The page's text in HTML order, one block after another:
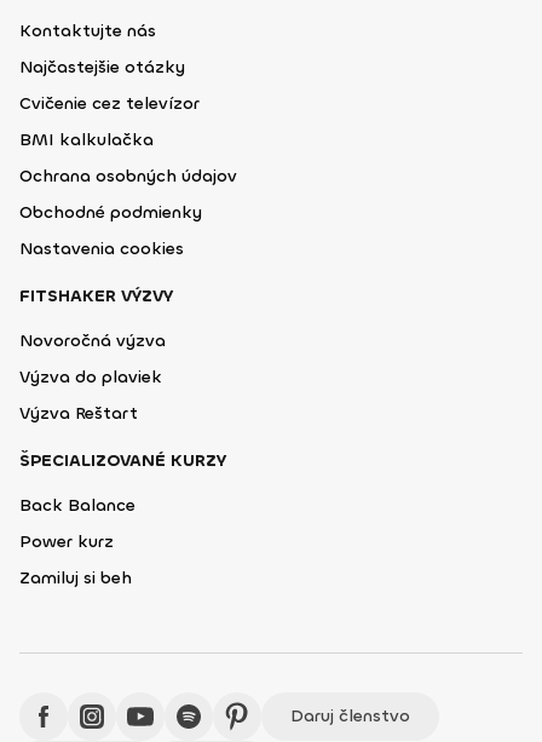
Kontaktujte nás
Najčastejšie otázky
Cvičenie cez televízor
BMI kalkulačka
Ochrana osobných údajov
Obchodné podmienky
Nastavenia cookies
FITSHAKER VÝZVY
Novoročná výzva
Výzva do plaviek
Výzva Reštart
ŠPECIALIZOVANÉ KURZY
Back Balance
Power kurz
Zamiluj si beh
Daruj členstvo